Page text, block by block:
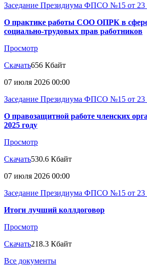
Заседание Президиума ФПСО №15 от 23
О практике работы СОО ОПРК в
социально-трудовых прав работников
Просмотр
Скачать656 Кбайт
07 июля 2026 00:00
Заседание Президиума ФПСО №15 от 23
О правозащитной работе членских
2025 году
Просмотр
Скачать530.6 Кбайт
07 июля 2026 00:00
Заседание Президиума ФПСО №15 от 23
Итоги лучший коллдоговор
Просмотр
Скачать218.3 Кбайт
Все документы